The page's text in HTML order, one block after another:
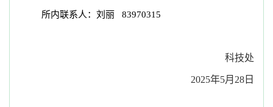
所内联系人：刘丽 83970315
科技处
2025年5月 28 日